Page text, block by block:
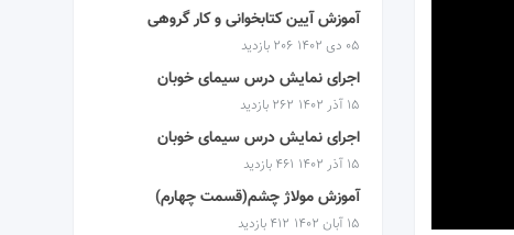
آموزش آیین کتابخوانی و کار گروهی
۰۵ دی ۱۴۰۲ 206 بازدید
اجرای نمایش درس سیمای خوبان
۱۵ آذر ۱۴۰۲ 262 بازدید
اجرای نمایش درس سیمای خوبان
۱۵ آذر ۱۴۰۲ 461 بازدید
آموزش مولاژ چشم(قسمت چهارم)
۱۵ آبان ۱۴۰۲ 412 بازدید